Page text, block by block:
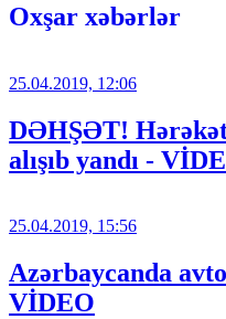
Oxşar xəbərlər
25.04.2019, 12:06
DƏHŞƏT!
alışıb yandı -
25.04.2019, 15:56
Azərbaycanda
VİDEO